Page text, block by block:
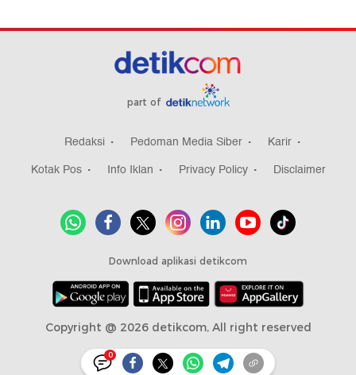
0
part of
Redaksi Pedoman Media Siber
Karir
Kotak Pos
Info Iklan Privacy Policy Disclaimer
Download aplikasi detikcom
Copyright @ 2026 detikcom, All right reserved